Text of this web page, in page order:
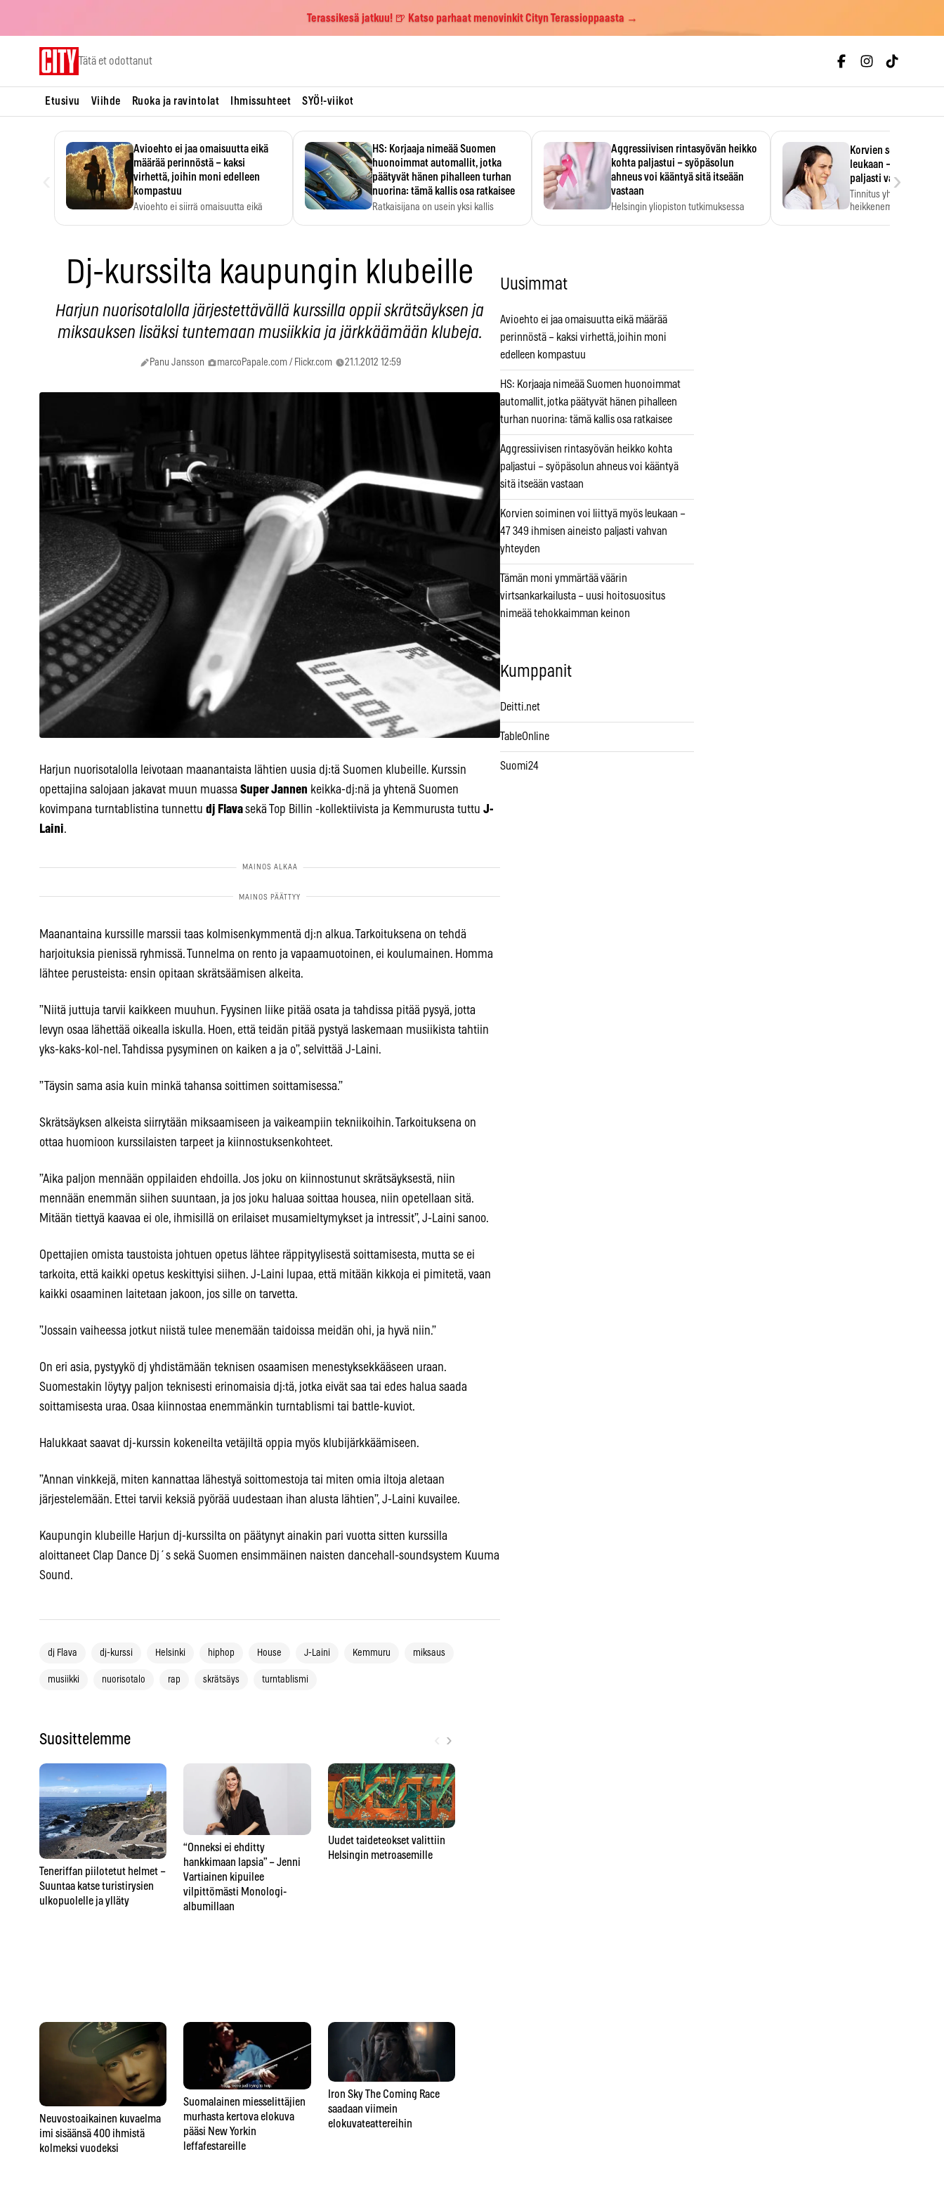
Terassikesä jatkuu! 🍺 Katso parhaat menovinkit Cityn Terassioppaasta →
Tätä et odottanut
Etusivu Viihde Ruoka ja ravintolat Ihmissuhteet SYÖ!-viikot
Avioehto ei jaa omaisuutta eikä
määrää perinnöstä – kaksi
virhettä, joihin moni edelleen
kompastuu
Avioehto ei siirrä omaisuutta eikä
HS: Korjaaja nimeää Suomen
huonoimmat automallit, jotka
päätyvät hänen pihalleen turhan
nuorina: tämä kallis osa ratkaisee
Ratkaisijana on usein yksi kallis
Aggressiivisen rintasyövän heikko
kohta paljastui – syöpäsolun
ahneus voi kääntyä sitä itseään
vastaan
Helsingin yliopiston tutkimuksessa
Korvien soiminen
leukaan – 47 349
paljasti vahvan
Tinnitus yhdistetään
heikkenemiseen.
›
Dj-kurssilta kaupungin klubeille
Harjun nuorisotalolla järjestettävällä kurssilla oppii skrätsäyksen ja
miksauksen lisäksi tuntemaan musiikkia ja järkkäämään klubeja.
Panu Jansson marcoPapale.com / Flickr.com 21.1.2012 12:59
Harjun nuorisotalolla leivotaan maanantaista lähtien uusia dj:tä Suomen klubeille. Kurssin
opettajina salojaan jakavat muun muassa Super Jannen keikka-dj:nä ja yhtenä Suomen
kovimpana turntablistina tunnettu dj Flavasekä Top Billin -kollektiivista ja Kemmurusta tuttu J-
Laini.
Maanantaina kurssille marssii taas kolmisenkymmentä dj:n alkua. Tarkoituksena on tehdä
harjoituksia pienissä ryhmissä. Tunnelma on rento ja vapaamuotoinen, ei koulumainen. Homma
lähtee perusteista: ensin opitaan skrätsäämisen alkeita.
”Niitä juttuja tarvii kaikkeen muuhun. Fyysinen liike pitää osata ja tahdissa pitää pysyä, jotta
levyn osaa lähettää oikealla iskulla. Hoen, että teidän pitää pystyä laskemaan musiikista tahtiin
yks-kaks-kol-nel. Tahdissa pysyminen on kaiken a ja o”, selvittää J-Laini.
”Täysin sama asia kuin minkä tahansa soittimen soittamisessa.”
Skrätsäyksen alkeista siirrytään miksaamiseen ja vaikeampiin tekniikoihin. Tarkoituksena on
ottaa huomioon kurssilaisten tarpeet ja kiinnostuksenkohteet.
”Aika paljon mennään oppilaiden ehdoilla. Jos joku on kiinnostunut skrätsäyksestä, niin
mennään enemmän siihen suuntaan, ja jos joku haluaa soittaa housea, niin opetellaan sitä.
Mitään tiettyä kaavaa ei ole, ihmisillä on erilaiset musamieltymykset ja intressit”, J-Laini sanoo.
Opettajien omista taustoista johtuen opetus lähtee räppityylisestä soittamisesta, mutta se ei
tarkoita, että kaikki opetus keskittyisi siihen. J-Laini lupaa, että mitään kikkoja ei pimitetä, vaan
kaikki osaaminen laitetaan jakoon, jos sille on tarvetta.
”Jossain vaiheessa jotkut niistä tulee menemään taidoissa meidän ohi, ja hyvä niin.”
On eri asia, pystyykö dj yhdistämään teknisen osaamisen menestyksekkääseen uraan.
Suomestakin löytyy paljon teknisesti erinomaisia dj:tä, jotka eivät saa tai edes halua saada
soittamisesta uraa. Osaa kiinnostaa enemmänkin turntablismi tai battle-kuviot.
Halukkaat saavat dj-kurssin kokeneilta vetäjiltä oppia myös klubijärkkäämiseen.
”Annan vinkkejä, miten kannattaa lähestyä soittomestoja tai miten omia iltoja aletaan
järjestelemään. Ettei tarvii keksiä pyörää uudestaan ihan alusta lähtien”, J-Laini kuvailee.
Kaupungin klubeille Harjun dj-kurssilta on päätynyt ainakin pari vuotta sitten kurssilla
aloittaneet Clap Dance Dj´s sekä Suomen ensimmäinen naisten dancehall-soundsystem Kuuma
Sound.
dj Flava dj-kurssi Helsinki hiphop House J-Laini Kemmuru miksaus
musiikki nuorisotalo rap skrätsäys turntablismi
Suosittelemme ›
Teneriffan piilotetut helmet –
Suuntaa katse turistirysien
ulkopuolelle ja ylläty
Neuvostoaikainen kuvaelma
imi sisäänsä 400 ihmistä
kolmeksi vuodeksi
“Onneksi ei ehditty
hankkimaan lapsia” – Jenni
Vartiainen kipuilee
vilpittömästi Monologi-
albumillaan
Suomalainen miesselittäjien
murhasta kertova elokuva
pääsi New Yorkin
leffafestareille
Uudet taideteokset valittiin
Helsingin metroasemille
Iron Sky The Coming Race
saadaan viimein
elokuvateattereihin
Uusimmat
Avioehto ei jaa omaisuutta eikä määrää
perinnöstä – kaksi virhettä, joihin moni
edelleen kompastuu
HS: Korjaaja nimeää Suomen huonoimmat
automallit, jotka päätyvät hänen pihalleen
turhan nuorina: tämä kallis osa ratkaisee
Aggressiivisen rintasyövän heikko kohta
paljastui – syöpäsolun ahneus voi kääntyä
sitä itseään vastaan
Korvien soiminen voi liittyä myös leukaan –
47 349 ihmisen aineisto paljasti vahvan
yhteyden
Tämän moni ymmärtää väärin
virtsankarkailusta – uusi hoitosuositus
nimeää tehokkaimman keinon
Kumppanit
Deitti.net
TableOnline
Suomi24